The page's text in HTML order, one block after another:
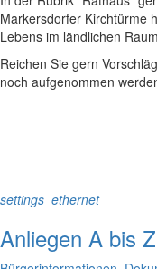
Markersdorfer Kirchtürme
Lebens im ländlichen
Reichen Sie gern
noch aufgenommen
settings_ethernet
Anliegen A bis Z